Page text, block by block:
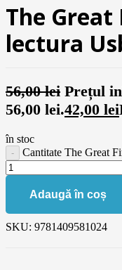
The Great
lectura
56,00lei Prețul
56,00 lei.42,00 lei
în stoc
Cantitate The Great
Adaugă în coș
SKU: 9781409581024